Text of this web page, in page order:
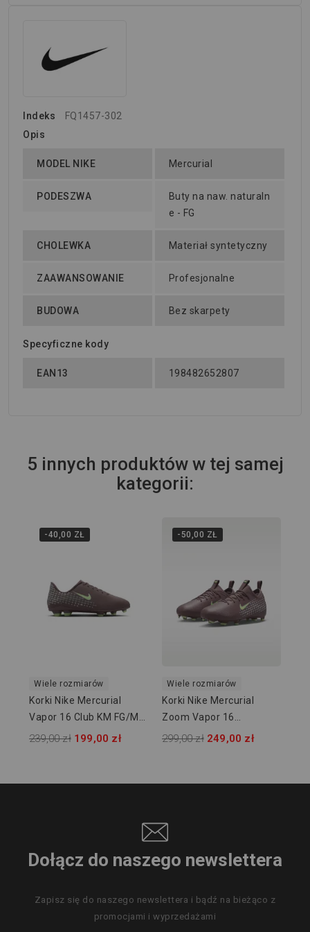
Indeks
FQ1457-302
Opis
MODEL NIKE Mercurial
PODESZWA
Buty na naw. naturaln
e - FG
CHOLEWKA Materiał syntetyczny
ZAAWANSOWANIE Profesjonalne
BUDOWA Bez skarpety
Specyficzne kody
EAN13 198482652807
5 innych produktów w tej samej
kategorii:
-40,00 ZŁ
Wiele rozmiarów
Korki Nike Mercurial
Vapor 16 Club KM FG/MG
JUNIOR FQ8288-200
239,00 zł 199,00 zł
-50,00 ZŁ
Wiele rozmiarów
Korki Nike Mercurial
Zoom Vapor 16
Academy KM FG/MG
299,00 zł 249,00 zł
Dołącz do naszego newslettera
Zapisz się do naszego newslettera i bądź na bieżąco z
promocjami i wyprzedażami